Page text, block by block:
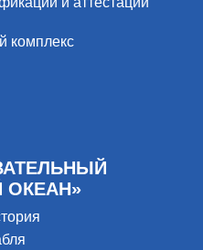
комплекс
ОКЕАН»